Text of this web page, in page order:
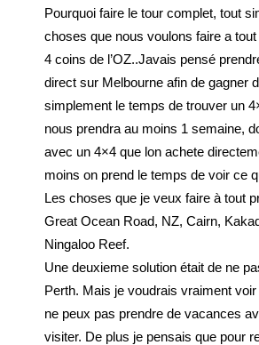
Pourquoi faire le tour complet, tout
choses que nous voulons faire a
4 coins de l’OZ..Javais pensé
direct sur Melbourne afin de gagner
simplement le temps de trouver un
nous prendra au moins 1 semaine,
avec un 4×4 que lon achete
moins on prend le temps de voir ce
Les choses que je veux faire à tout
Great Ocean Road, NZ, Cairn,
Ningaloo Reef.
Une deuxieme solution était de ne
Perth. Mais je voudrais vraiment
ne peux pas prendre de vacances
visiter. De plus je pensais que pour